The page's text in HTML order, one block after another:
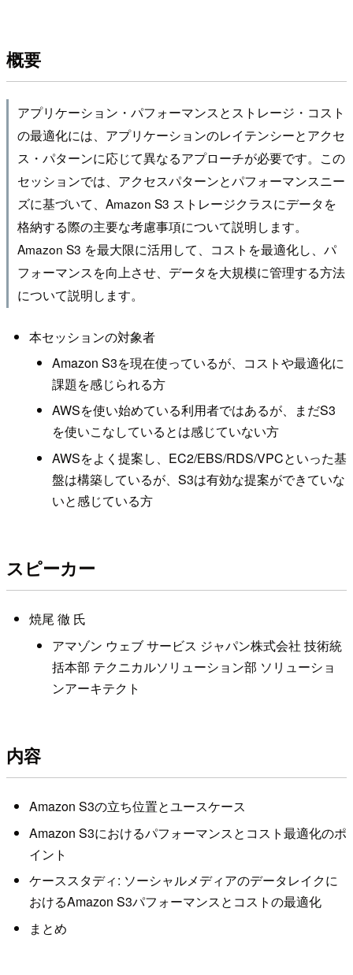
概要
アプリケーション・パフォーマンスとストレージ・コスト
の最適化には、アプリケーションのレイテンシーとアクセ
ス・パターンに応じて異なるアプローチが必要です。この
セッションでは、アクセスパターンとパフォーマンスニー
ズに基づいて、Amazon S3 ストレージクラスにデータを
格納する際の主要な考慮事項について説明します。
Amazon S3 を最大限に活用して、コストを最適化し、パ
フォーマンスを向上させ、データを大規模に管理する方法
について説明します。
本セッションの対象者
Amazon S3を現在使っているが、コストや最適化に
課題を感じられる方
AWSを使い始めている利用者ではあるが、まだS3
を使いこなしているとは感じていない方
AWSをよく提案し、EC2/EBS/RDS/VPCといった基
盤は構築しているが、S3は有効な提案ができていな
いと感じている方
スピーカー
焼尾 徹 氏
アマゾン ウェブ サービス ジャパン株式会社 技術統
括本部 テクニカルソリューション部 ソリューショ
ンアーキテクト
内容
Amazon S3の立ち位置とユースケース
Amazon S3におけるパフォーマンスとコスト最適化のポ
イント
ケーススタディ: ソーシャルメディアのデータレイクに
おけるAmazon S3パフォーマンスとコストの最適化
まとめ